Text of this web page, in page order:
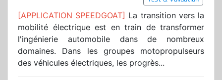
[APPLICATION SPEEDGOAT] La transition vers la
mobilité électrique est en train de transformer
l'ingénierie automobile dans de nombreux
domaines. Dans les groupes motopropulseurs
des véhicules électriques, les progrès...